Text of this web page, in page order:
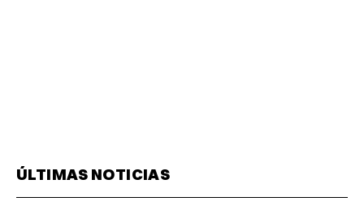
ÚLTIMAS NOTICIAS